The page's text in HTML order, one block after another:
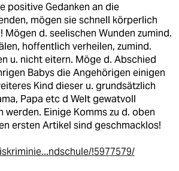
positive Gedanken an die
mögen sie schnell körperlich
Mögen d. seelischen Wunden zumind.
hoffentlich verheilen, zumind.
u. nicht eitern. Möge d. Abschied
Babys die Angehörigen einigen
Kind dieser u. grundsätzlich
Papa etc d Welt gewatvoll
werden. Einige Komms zu d. oben
ersten Artikel sind geschmacklos!
!5977579/